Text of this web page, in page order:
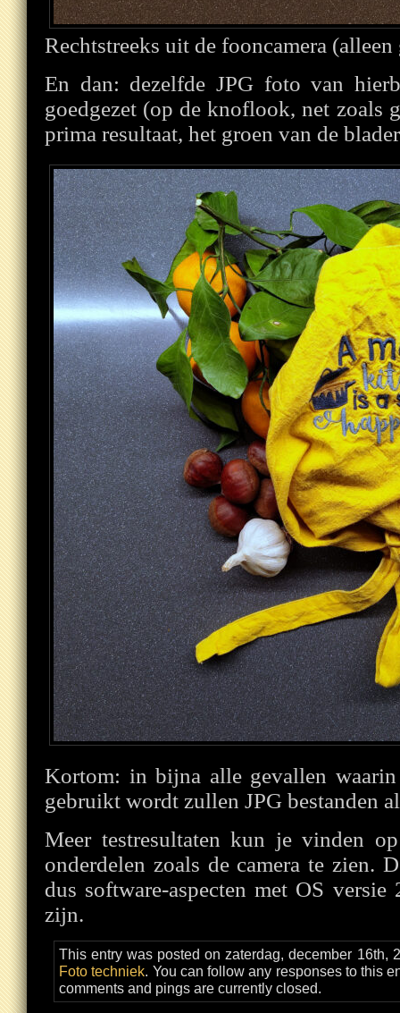
Rechtstreeks uit de fooncamera
En dan: dezelfde JPG foto van
goedgezet (op de knoflook, net zoals
prima resultaat, het groen van de
Kortom: in bijna alle gevallen waarin
gebruikt wordt zullen JPG bestanden
Meer testresultaten kun je vinden
onderdelen zoals de camera te zien.
dus software-aspecten met OS
zijn.
This entry was posted on zaterdag, december 16th,
Foto techniek. You can follow any responses to this
comments and pings are currently closed.